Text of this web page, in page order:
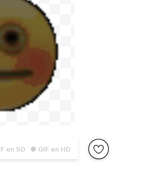
en SD ● GIF en HD